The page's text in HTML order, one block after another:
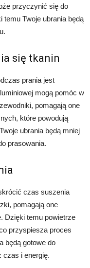
przyczynić się do
temu Twoje ubrania będą
się tkanin
prania jest
mogą pomóc w
pomagają one
które powodują
ubrania będą mniej
prasowania.
czas suszenia
pomagają one
Dzięki temu powietrze
przyspiesza proces
będą gotowe do
czas i energię.